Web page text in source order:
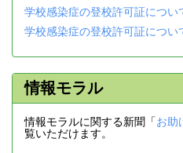
学校感染症の登校許可証につい
学校感染症の登校許可証につい
情報モラル
情報モラルに関する新聞「お助
覧いただけます。